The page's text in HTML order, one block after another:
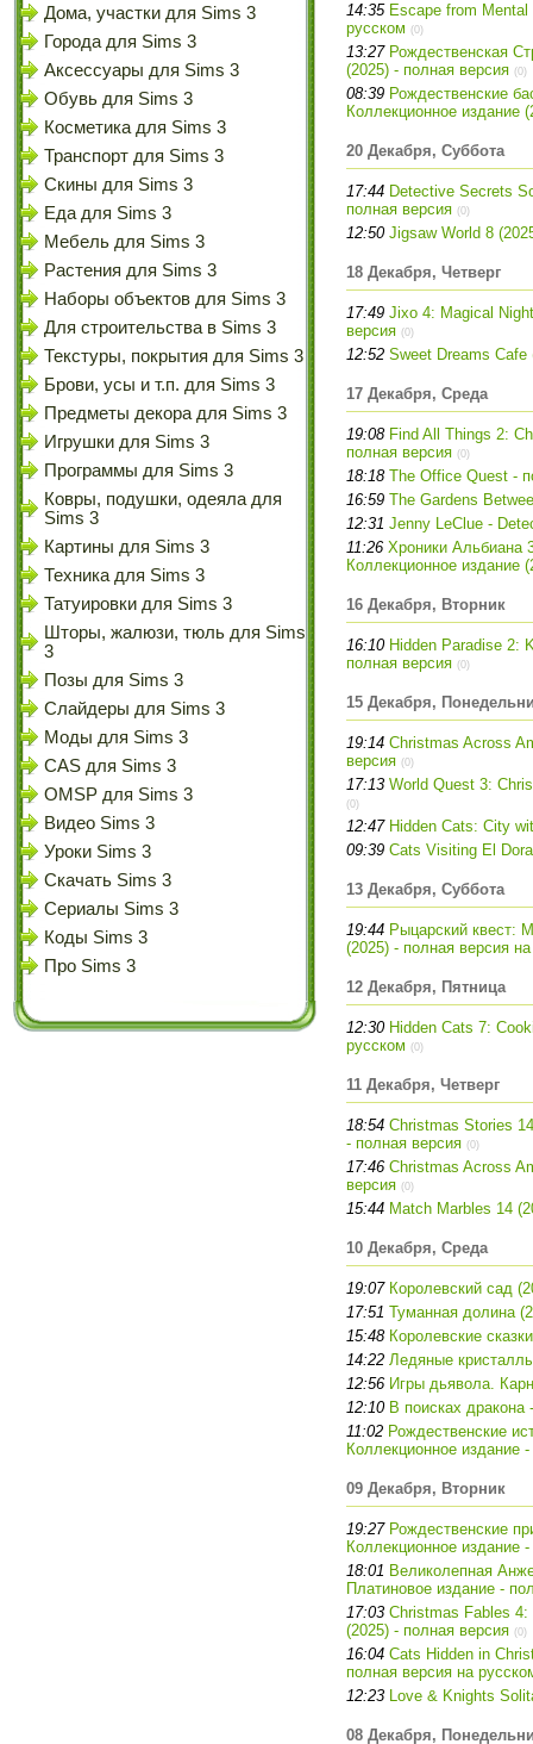
Дома, участки для Sims 3
Города для Sims 3
Аксессуары для Sims 3
Обувь для Sims 3
Косметика для Sims 3
Транспорт для Sims 3
Скины для Sims 3
Еда для Sims 3
Мебель для Sims 3
Растения для Sims 3
Наборы объектов для Sims 3
Для строительства в Sims 3
Текстуры, покрытия для Sims 3
Брови, усы и т.п. для Sims 3
Предметы декора для Sims 3
Игрушки для Sims 3
Программы для Sims 3
Ковры, подушки, одеяла для
Sims 3
Картины для Sims 3
Техника для Sims 3
Татуировки для Sims 3
Шторы, жалюзи, тюль для Sims
3
Позы для Sims 3
Слайдеры для Sims 3
Моды для Sims 3
CAS для Sims 3
OMSP для Sims 3
Видео Sims 3
Уроки Sims 3
Скачать Sims 3
Сериалы Sims 3
Коды Sims 3
Про Sims 3
14:35 Escape from
русском (0)
13:27 Рождественская
(2025) - полная версия (0)
08:39 Рождественские
Коллекционное издание
20 Декабря, Суббота
17:44 Detective Secrets
полная версия (0)
12:50 Jigsaw World 8
18 Декабря, Четверг
17:49 Jixo 4: Magical
версия (0)
12:52 Sweet Dreams Cafe
17 Декабря, Среда
19:08 Find All Things 2:
полная версия (0)
18:18 The Office Quest -
16:59 The Gardens
12:31 Jenny LeClue -
11:26 Хроники Альбиана
Коллекционное издание
16 Декабря, Вторник
16:10 Hidden Paradise 2:
полная версия (0)
15 Декабря,
19:14 Christmas Across
версия (0)
17:13 World Quest 3:
(0)
12:47 Hidden Cats: City
09:39 Cats Visiting El
13 Декабря, Суббота
19:44 Рыцарский квест:
(2025) - полная версия
12 Декабря, Пятница
12:30 Hidden Cats 7:
русском (0)
11 Декабря, Четверг
18:54 Christmas Stories
- полная версия (0)
17:46 Christmas Across
версия (0)
15:44 Match Marbles 14
10 Декабря, Среда
19:07 Королевский сад
17:51 Туманная долина
15:48 Королевские
14:22 Ледяные
12:56 Игры дьявола.
12:10 В поисках дракона
11:02 Рождественские
Коллекционное издание
09 Декабря, Вторник
19:27 Рождественские
Коллекционное издание
18:01 Великолепная
Платиновое издание -
17:03 Christmas Fables
(2025) - полная версия (0)
16:04 Cats Hidden in
полная версия на
12:23 Love & Knights
08 Декабря,